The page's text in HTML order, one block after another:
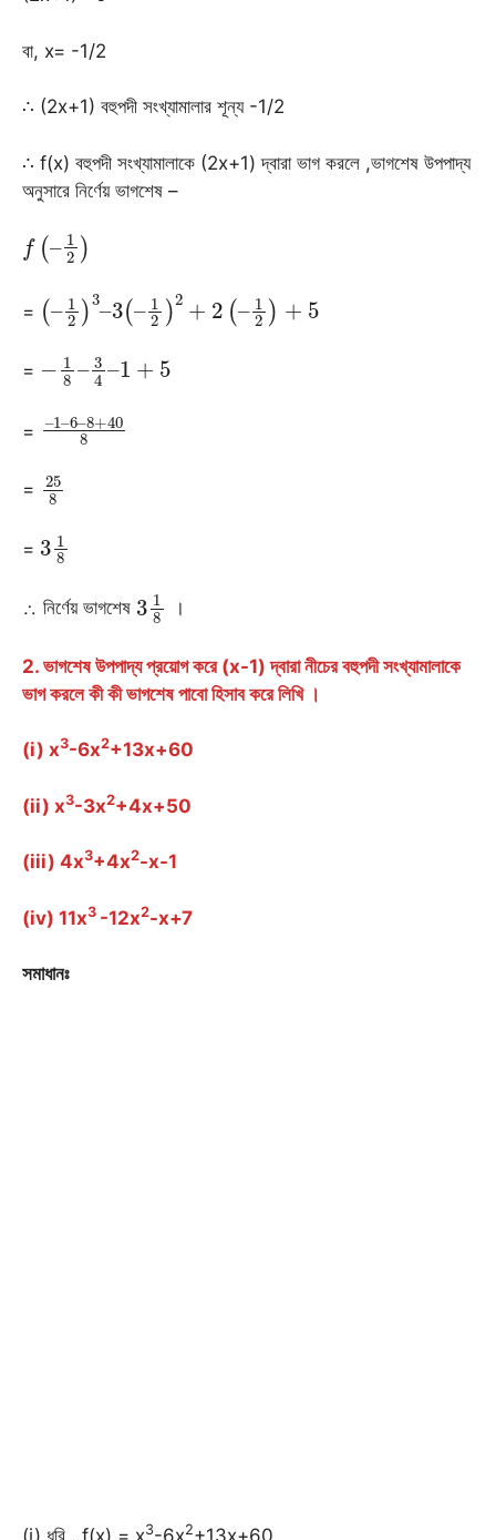
বা, x= -1/2
∴ (2x+1) বহুপদী সংখ্যামালার শূন্য -1/2
∴ f(x) বহুপদী সংখ্যামালাকে (2x+1) দ্বারা ভাগ করলে ,ভাগশেষ উপপাদ্য
অনুসারে নির্ণেয় ভাগশেষ –
f( – 2 )
=
(– 12)3 –3 –1 2) +2 ( 1 2 5
=
18 3 –
+5
=
1 –6 –
+ 40 8
=
25
=
3 1
∴ নির্ণেয় ভাগশেষ
3 1
।
2. ভাগশেষ উপপাদ্য প্রয়োগ করে (x-1) দ্বারা নীচের বহুপদী সংখ্যামালাকে
ভাগ করলে কী কী ভাগশেষ পাবো হিসাব করে লিখি ।
(i) x3-6x2+13x+60
(ii) x3-3x2+4x+50
(iii) 4x3+4x2-x-1
(iv) 11x3 -12x2-x+7
সমাধানঃ
(i) ধরি , f(x) = x3-6x2+13x+60